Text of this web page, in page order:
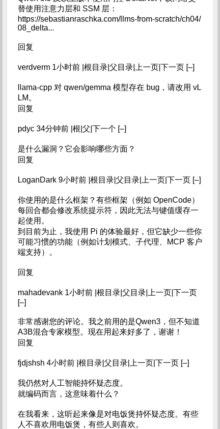
替使用注意力层和 SSM 层：
https://sebastianraschka.com/llms-from-scratch/ch04/
08_delta...
回复
verdverm 1小时前 |根目录|父目录|上一页|下一页 [–]
llama-cpp 对 qwen/gemma 模型存在 bug，请改用 vL
LM。
回复
pdyc 34分钟前 |根|父|下一个 [–]
是什么漏洞？它会影响哪些方面？
回复
LoganDark 9小时前 |根目录|父目录|上一页|下一页 [–]
你使用的是什么框架？有些框架（例如 OpenCode）
每回合都会修改系统提示符，因此无法与键值缓存一
起使用。
到目前为止，我使用 Pi 的体验最好，但它缺少一些你
可能习惯的功能（例如计划模式、子代理、MCP 客户
端支持）。
回复
mahadevank 1小时前 |根目录|父目录|上一页|下一页
[–]
非常感谢您的评论。我之前用的是Qwen3，但不知道
A3B混合专家模型。现在用起来好多了，谢谢！
回复
fjdjshsh 4小时前 |根目录|父目录|上一页|下一页 [–]
我仍然对人工智能持怀疑态度。
就编码而言，这意味着什么？
在我看来，这听起来像是对电饭煲持怀疑态度。有些
人不喜欢用电饭煲，有些人则喜欢。